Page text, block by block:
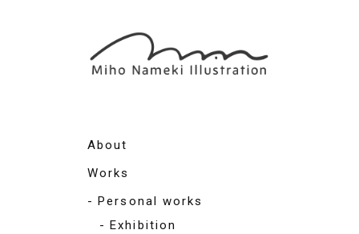
About
Works
Personal works
Exhibition